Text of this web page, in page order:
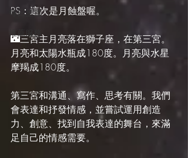
每日星運
推薦服務
PS：這次是月蝕盤喔。
🌃三宮主月亮落在獅子座，在第三宮。
月亮和太陽水瓶成180度。月亮與水星
摩羯成180度。
第三宮和溝通、寫作、思考有關。我們
會表達和抒發情感，並嘗試運用創造
力、創意、找到自我表達的舞台，來滿
足自己的情感需要。